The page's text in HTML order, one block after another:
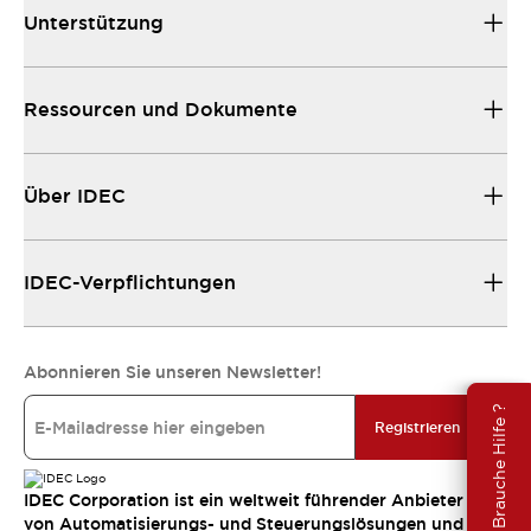
Brauche Hilfe ?
Unterstützung
Ressourcen und Dokumente
Über IDEC
IDEC-Verpflichtungen
Abonnieren Sie unseren Newsletter!
Registrieren
IDEC Corporation ist ein weltweit führender Anbieter
von Automatisierungs- und Steuerungslösungen und